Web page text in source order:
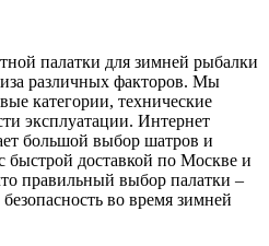
палатки для зимней рыбалки
различных факторов. Мы
категории, технические
эксплуатации. Интернет
большой выбор шатров и
быстрой доставкой по Москве и
правильный выбор палатки –
во время зимней